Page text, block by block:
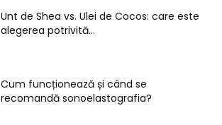
Unt de Shea vs. Ulei de Cocos: care este
alegerea potrivită...
Cum funcționează și când se
recomandă sonoelastografia?